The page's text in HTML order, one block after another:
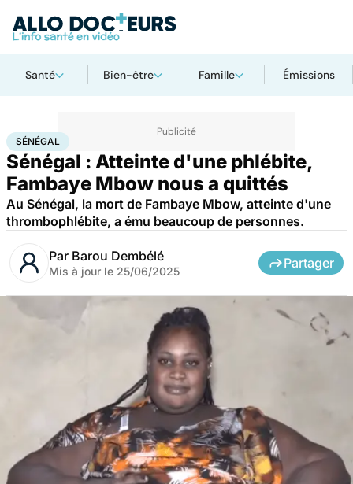
Santé Bien-être Famille Émissions
AccueilSanté
SÉNÉGAL
Sénégal : Atteinte d'une phlébite,
Fambaye Mbow nous a quittés
Au Sénégal, la mort de Fambaye Mbow, atteinte d'une
thrombophlébite, a ému beaucoup de personnes.
Par Barou Dembélé
Mis à jour le 25/06/2025
Partager